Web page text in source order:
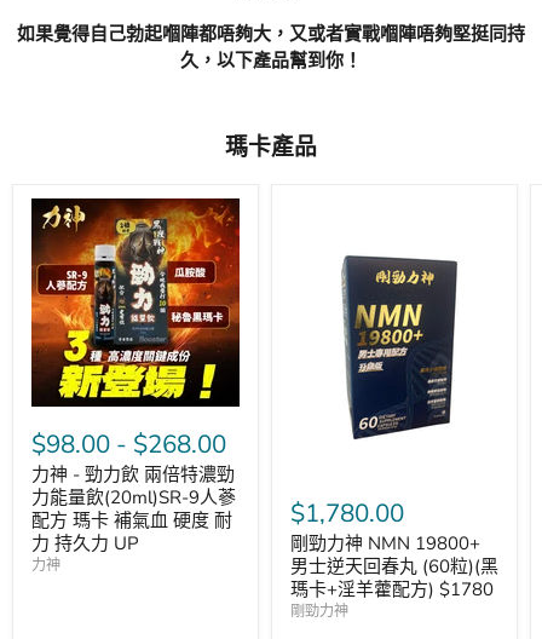
如果覺得自己勃起嗰陣都唔夠大，又或者實戰嗰陣唔夠堅挺同持
久，以下產品幫到你！
瑪卡產品
$98.00 - $268.00
力神 - 勁力飲 兩倍特濃勁
力能量飲(20ml)SR-9人蔘
配方 瑪卡 補氣血 硬度 耐
力 持久力 UP
力神
$1,780.00
剛勁力神 NMN 19800+
男士逆天回春丸 (60粒)(黑
瑪卡+淫羊藿配方) $1780
剛勁力神